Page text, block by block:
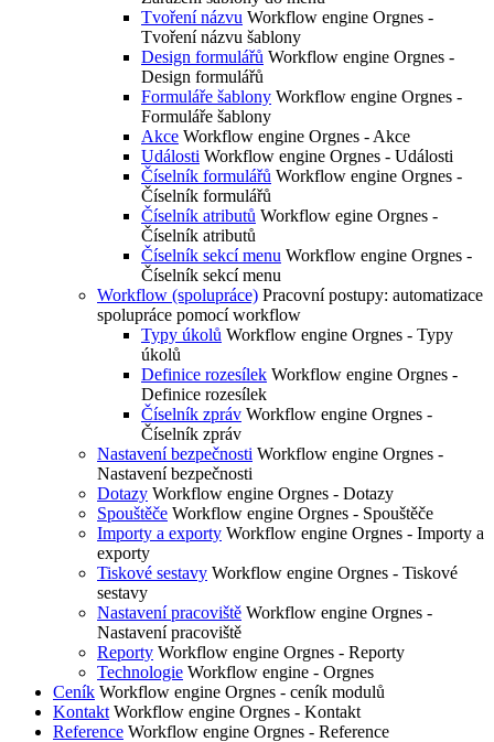
Tvoření názvu Workflow engine Orgnes -
Tvoření názvu šablony
Design formulářů Workflow engine Orgnes -
Design formulářů
Formuláře šablony Workflow engine Orgnes -
Formuláře šablony
Akce Workflow engine Orgnes - Akce
Události Workflow engine Orgnes - Události
Číselník formulářů Workflow engine Orgnes -
Číselník formulářů
Číselník atributů Workflow egine Orgnes -
Číselník atributů
Číselník sekcí menu Workflow engine Orgnes -
Číselník sekcí menu
Workflow (spolupráce) Pracovní postupy: automatizace
spolupráce pomocí workflow
Typy úkolů Workflow engine Orgnes - Typy
úkolů
Definice rozesílek Workflow engine Orgnes -
Definice rozesílek
Číselník zpráv Workflow engine Orgnes -
Číselník zpráv
Nastavení bezpečnosti Workflow engine Orgnes -
Nastavení bezpečnosti
Dotazy Workflow engine Orgnes - Dotazy
Spouštěče Workflow engine Orgnes - Spouštěče
Importy a exporty Workflow engine Orgnes - Importy a
exporty
Tiskové sestavy Workflow engine Orgnes - Tiskové
sestavy
Nastavení pracoviště Workflow engine Orgnes -
Nastavení pracoviště
Reporty Workflow engine Orgnes - Reporty
Technologie Workflow engine - Orgnes
Ceník Workflow engine Orgnes - ceník modulů
Kontakt Workflow engine Orgnes - Kontakt
Reference Workflow engine Orgnes - Reference